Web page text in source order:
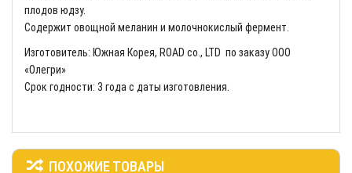
плодов юдзу.
Содержит овощной меланин и молочнокислый фермент.
Изготовитель: Южная Корея, ROAD co., LTD по заказу ООО
«Олегри»
Срок годности: 3 года с даты изготовления.
ПОХОЖИЕ ТОВАРЫ